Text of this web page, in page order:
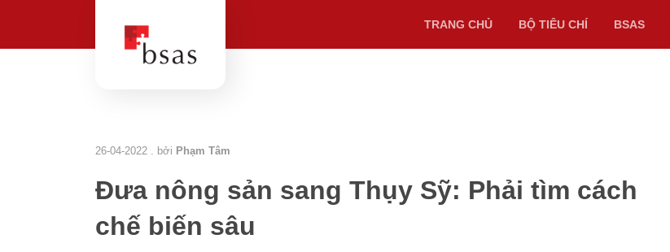
TRANG CHỦ BỘ TIÊU CHÍ BSAS
26-04-2022 . bởi Phạm Tâm
Đưa nông sản sang Thụy Sỹ: Phải tìm cách
chế biến sâu